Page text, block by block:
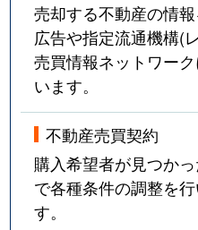
売却する不動産の情
広告や指定流通機構(
売買情報ネットワー
います。
不動産売買契約
購入希望者が見つか
で各種条件の調整を
す。